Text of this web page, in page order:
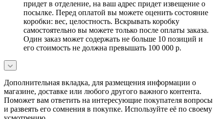
придет в отделение, на ваш адрес придет извещение о
посылке. Перед оплатой вы можете оценить состояние
коробки: вес, целостность. Вскрывать коробку
самостоятельно вы можете только после оплаты заказа.
Один заказ может содержать не больше 10 позиций и
его стоимость не должна превышать 100 000 р.
Дополнительная вкладка, для размещения информации о
магазине, доставке или любого другого важного контента.
Поможет вам ответить на интересующие покупателя вопросы
и развеять его сомнения в покупке. Используйте её по своему